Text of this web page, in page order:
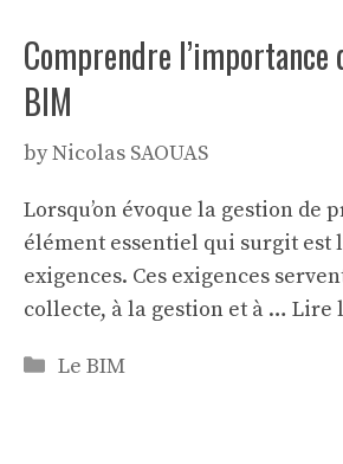
Comprendre l’importance
BIM
byNicolas SAOUAS
Lorsqu’on évoque la gestion de
élément essentiel qui surgit est
exigences. Ces exigences
collecte, à la gestion et à … Lire
Categories
Le BIM